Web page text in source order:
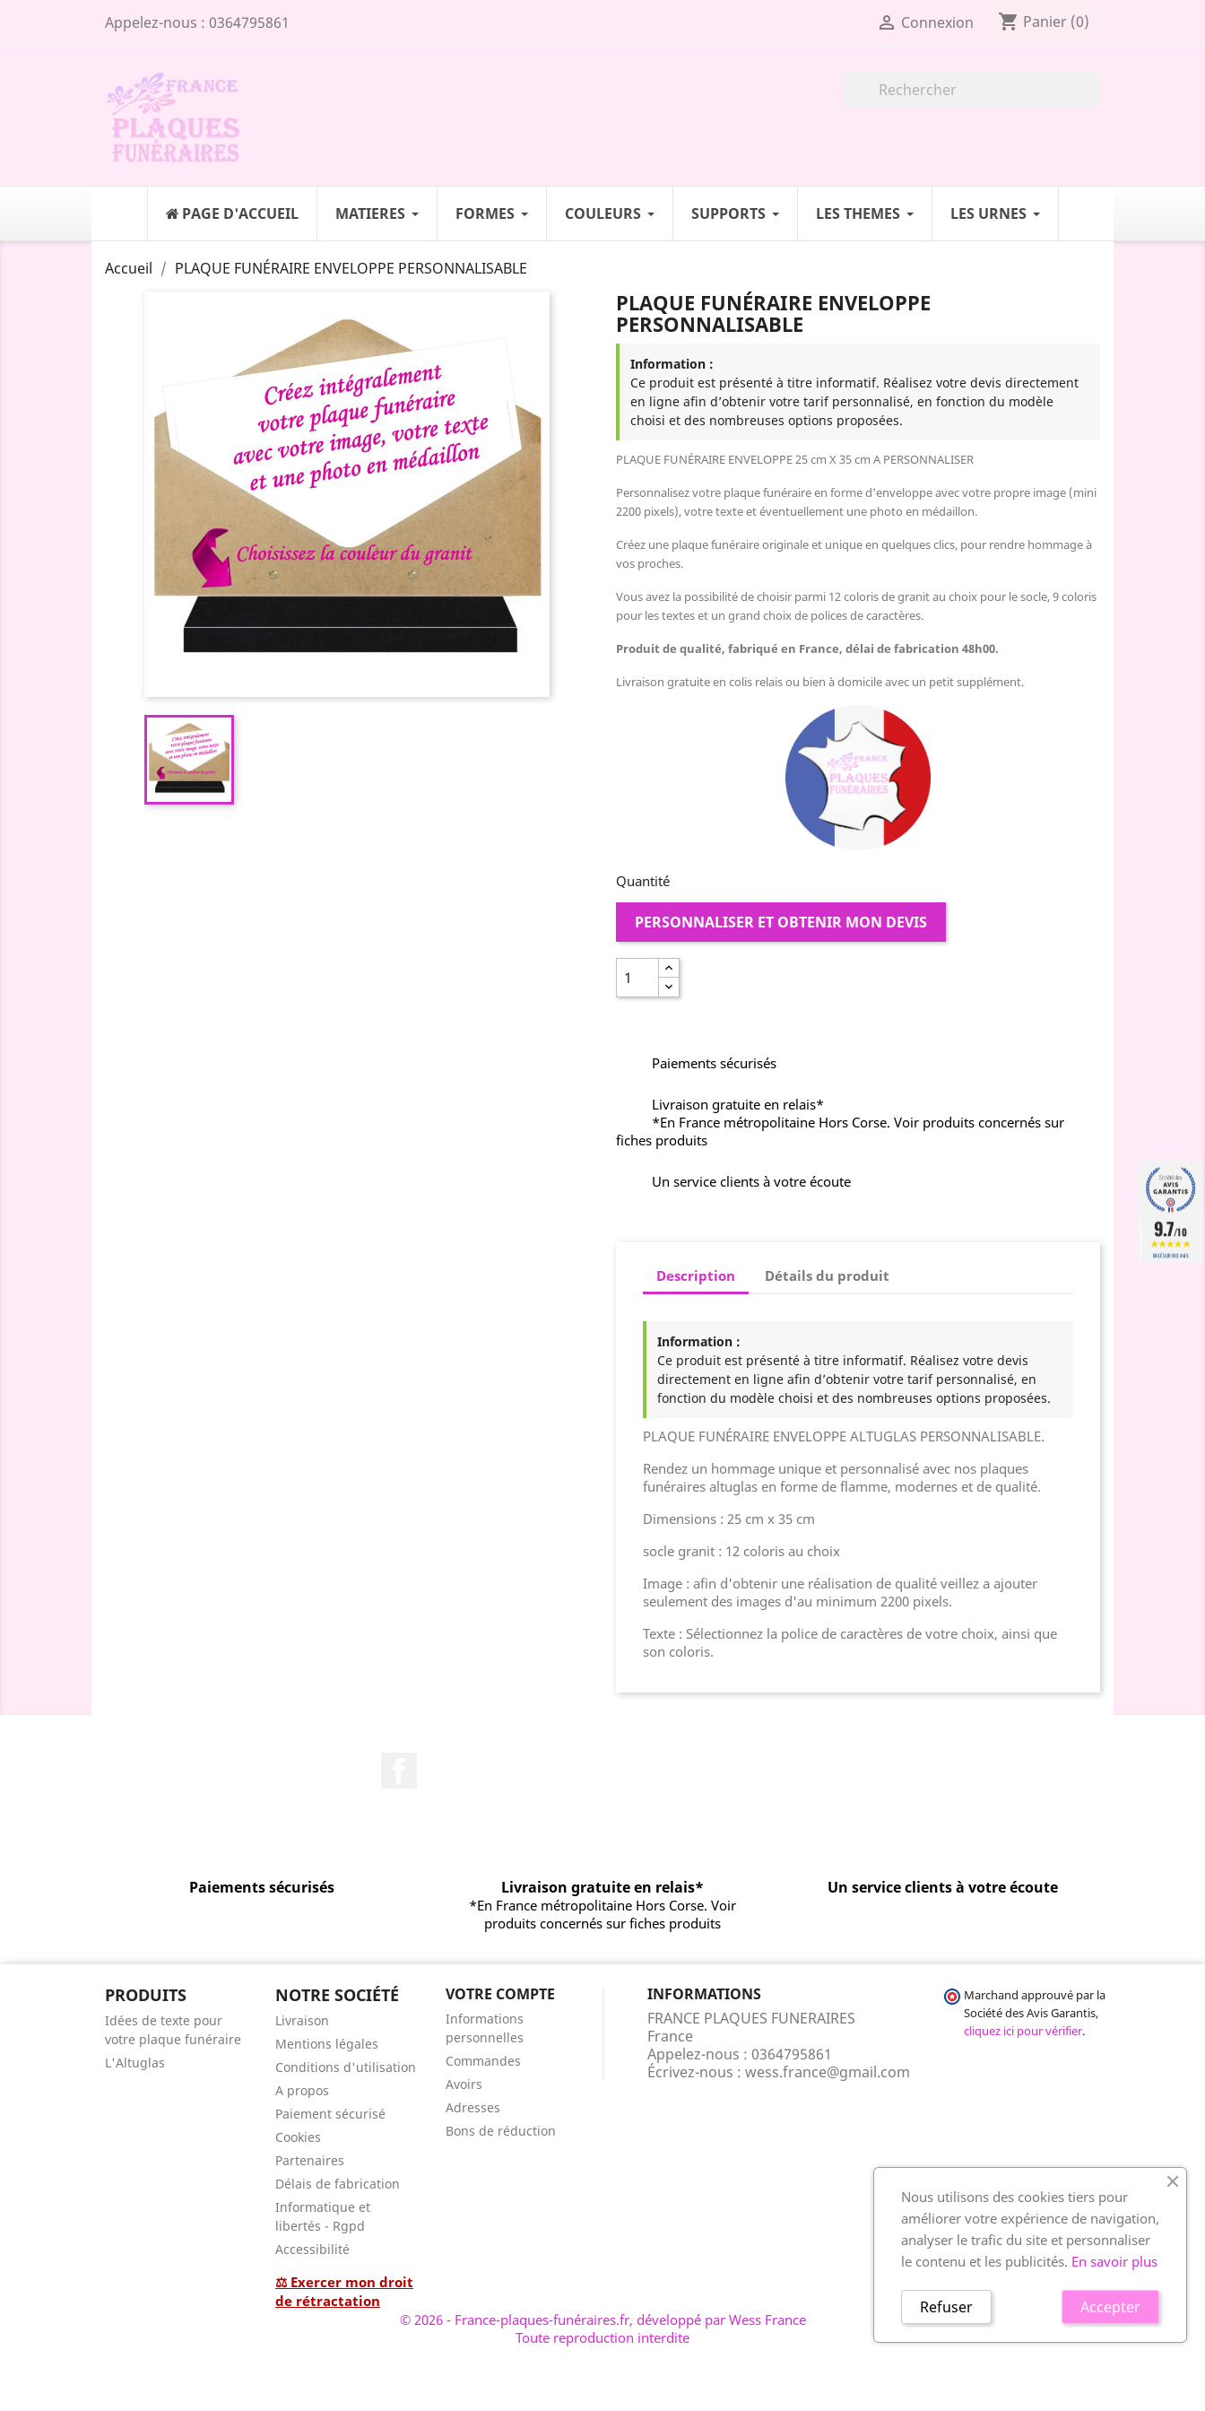
Appelez-nous : 0364795861  Connexion shopping_cart Panier (0)
PAGE D'ACCUEIL MATIERES FORMES COULEURS SUPPORTS LES THEMES LES URNES
Accueil PLAQUE FUNÉRAIRE ENVELOPPE PERSONNALISABLE
PLAQUE FUNÉRAIRE ENVELOPPE
PERSONNALISABLE
Information :
Ce produit est présenté à titre informatif. Réalisez votre devis directement
en ligne afin d’obtenir votre tarif personnalisé, en fonction du modèle
choisi et des nombreuses options proposées.
PLAQUE FUNÉRAIRE ENVELOPPE 25 cm X 35 cm A PERSONNALISER
Personnalisez votre plaque funéraire en forme d'enveloppe avec votre propre image (mini
2200 pixels), votre texte et éventuellement une photo en médaillon.
Créez une plaque funéraire originale et unique en quelques clics, pour rendre hommage à
vos proches.
Vous avez la possibilité de choisir parmi 12 coloris de granit au choix pour le socle, 9 coloris
pour les textes et un grand choix de polices de caractères.
Produit de qualité, fabriqué en France, délai de fabrication 48h00.
Livraison gratuite en colis relais ou bien à domicile avec un petit supplément.
Quantité
PERSONNALISER ET OBTENIR MON DEVIS
Paiements sécurisés
Livraison gratuite en relais*
*En France métropolitaine Hors Corse. Voir produits concernés sur
fiches produits
Un service clients à votre écoute
Description Détails du produit
Information :
Ce produit est présenté à titre informatif. Réalisez votre devis
directement en ligne afin d’obtenir votre tarif personnalisé, en
fonction du modèle choisi et des nombreuses options proposées.
PLAQUE FUNÉRAIRE ENVELOPPE ALTUGLAS PERSONNALISABLE.
Rendez un hommage unique et personnalisé avec nos plaques
funéraires altuglas en forme de flamme, modernes et de qualité.
Dimensions : 25 cm x 35 cm
socle granit : 12 coloris au choix
Image : afin d'obtenir une réalisation de qualité veillez a ajouter
seulement des images d'au minimum 2200 pixels.
Texte : Sélectionnez la police de caractères de votre choix, ainsi que
son coloris.
Paiements sécurisés Livraison gratuite en relais*
*En France métropolitaine Hors Corse. Voir
produits concernés sur fiches produits
Un service clients à votre écoute
PRODUITS
Idées de texte pour
votre plaque funéraire
L'Altuglas
NOTRE SOCIÉTÉ
Livraison
Mentions légales
Conditions d'utilisation
A propos
Paiement sécurisé
Cookies
Partenaires
Délais de fabrication
Informatique et
libertés - Rgpd
Accessibilité
⚖ Exercer mon droit
de rétractation
VOTRE COMPTE
Informations
personnelles
Commandes
Avoirs
Adresses
Bons de réduction
INFORMATIONS
FRANCE PLAQUES FUNERAIRES
France
Appelez-nous : 0364795861
Écrivez-nous : wess.france@gmail.com
Marchand approuvé par la
Société des Avis Garantis,
cliquez ici pour vérifier.
© 2026 - France-plaques-funéraires.fr, développé par Wess France
Toute reproduction interdite
Nous utilisons des cookies tiers pour
améliorer votre expérience de navigation,
analyser le trafic du site et personnaliser
le contenu et les publicités. En savoir plus
Accepter
Refuser
9.7/10
BASÉ SUR 502 AVIS